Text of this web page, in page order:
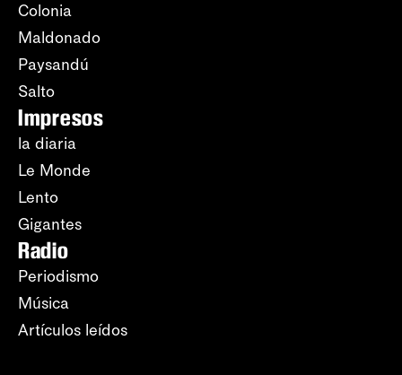
Colonia
Maldonado
Paysandú
Salto
Impresos
la diaria
Le Monde
Lento
Gigantes
Radio
Periodismo
Música
Artículos leídos